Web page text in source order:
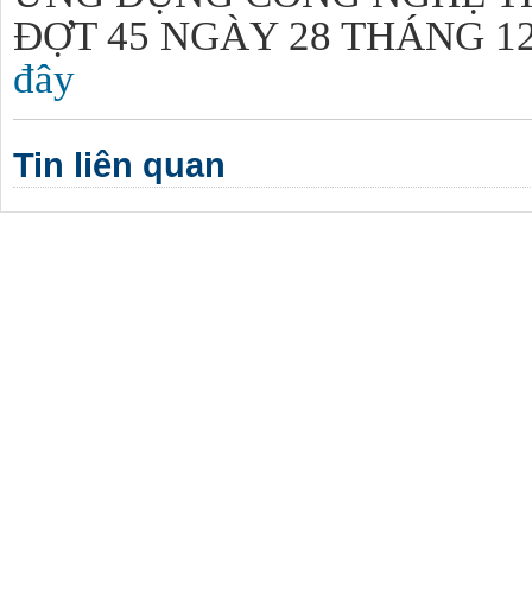
ĐỢT 45 NGÀY 28 THÁNG
đây
Tin liên quan